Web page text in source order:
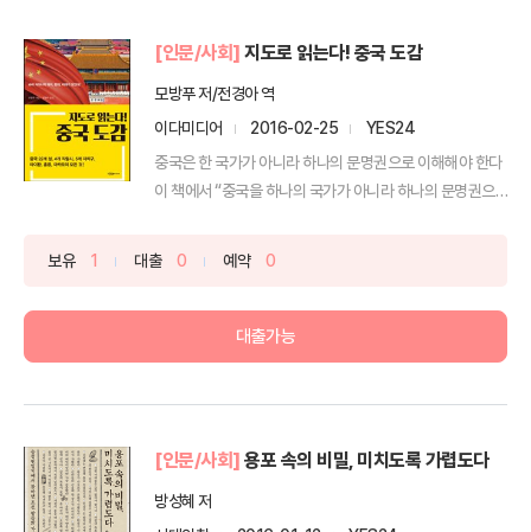
[인문/사회] 지도로 읽는다! 중국 도감
모방푸 저/전경아 역
이다미디어
2016-02-25
YES24
중국은 한 국가가 아니라 하나의 문명권으로 이해해야 한다
이 책에서 “중국을 하나의 국가가 아니라 하나의 문명권으
보유 1 대출 0 예약 0
대출가능
[인문/사회] 용포 속의 비밀, 미치도록 가렵도다
방성혜 저